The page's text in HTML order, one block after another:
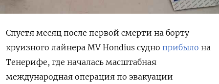
Спустя месяц после первой смерти на борту
круизного лайнера MV Hondius судно прибыло на
Тенерифе, где началась масштабная
международная операция по эвакуации